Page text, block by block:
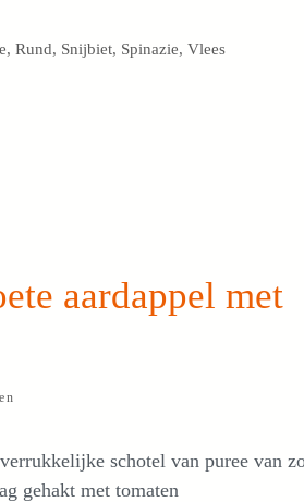
,Rund, Snijbiet, Spinazie,Vlees
aardappel met
schotel van puree van
gehakt met tomaten